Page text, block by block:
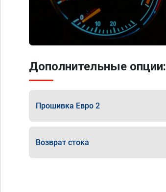
Дополнительные опции:
Прошивка Евро 2
Возврат стока